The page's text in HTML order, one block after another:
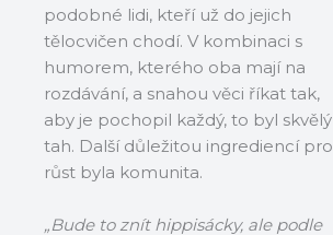
podobné lidi, kteří už do jejich
tělocvičen chodí. V kombinaci s
humorem, kterého oba mají na
rozdávání, a snahou věci říkat tak,
aby je pochopil každý, to byl skvělý
tah. Další důležitou ingrediencí pro
růst byla komunita.
„Bude to znít hippisácky, ale podle